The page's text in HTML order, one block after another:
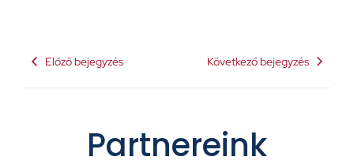
Előző bejegyzés Következő bejegyzés
Partnereink